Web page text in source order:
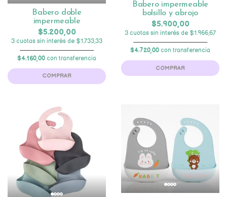
Babero doble
impermeable
$5.200,00
3 cuotas sin interés de $1.733,33
$4.160,00 con transferencia
COMPRAR
Babero impermeable
bolsillo y abrojo
$5.900,00
3 cuotas sin interés de $1.966,67
$4.720,00 con transferencia
COMPRAR